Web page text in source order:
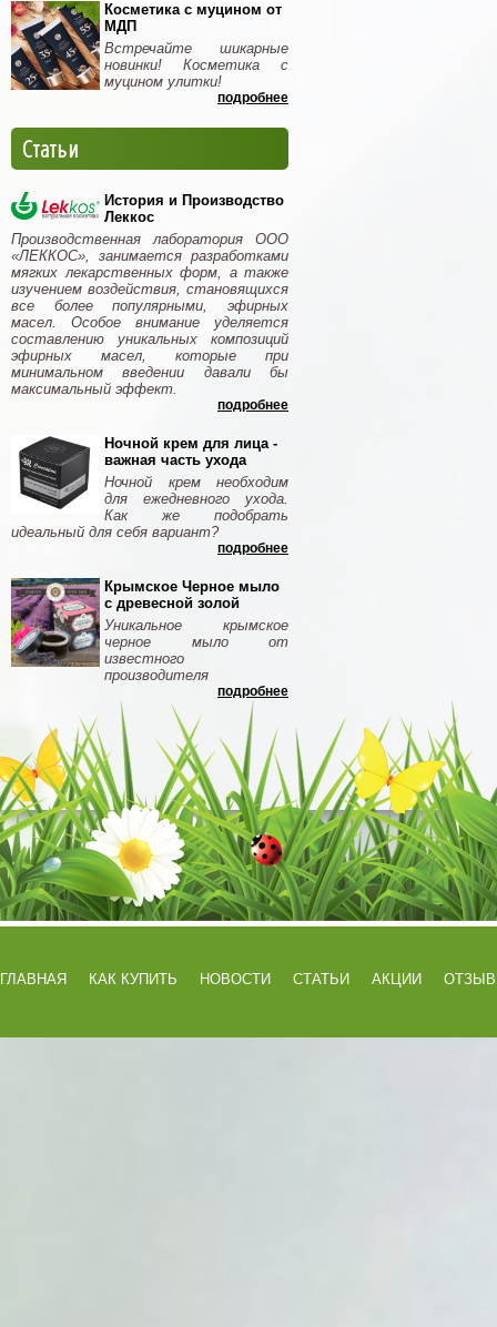
Косметика с муцином от
МДП
Встречайте шикарные
новинки! Косметика с
муцином улитки!
подробнее
Статьи
История и Производство
Леккос
Производственная лаборатория ООО
«ЛЕККОС», занимается разработками
мягких лекарственных форм, а также
изучением воздействия, становящихся
все более популярными, эфирных
масел. Особое внимание уделяется
составлению уникальных композиций
эфирных масел, которые при
минимальном введении давали бы
максимальный эффект.
подробнее
Ночной крем для лица -
важная часть ухода
Ночной крем необходим
для ежедневного ухода.
Как же подобрать
идеальный для себя вариант?
подробнее
Крымское Черное мыло
с древесной золой
Уникальное крымское
черное мыло от
известного
производителя
подробнее
ГЛАВНАЯ КАК КУПИТЬ НОВОСТИ СТАТЬИ АКЦИИ